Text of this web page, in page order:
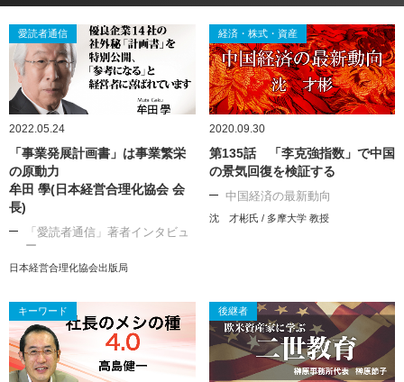
愛読者通信
2022.05.24
「事業発展計画書」は事業繁栄
の原動力
牟田 學(日本経営合理化協会 会
長)
「愛読者通信」著者インタビュ
ー
日本経営合理化協会出版局
経済・株式・資産
2020.09.30
第135話 「李克強指数」で中国
の景気回復を検証する
中国経済の最新動向
沈 才彬氏 / 多摩大学 教授
キーワード 後継者